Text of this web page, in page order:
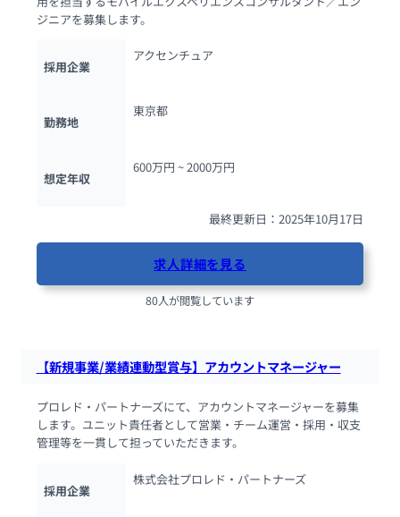
ジニアを募集します。
採用企業
アクセンチュア
勤務地
東京都
想定年収
600万円 ~ 2000万円
最終更新日：2025年10月17日
求人詳細を見る
80人が閲覧しています
【新規事業/業績連動型賞与】アカウントマネージャー
プロレド・パートナーズにて、アカウントマネージャーを募集
します。ユニット責任者として営業・チーム運営・採用・収支
管理等を一貫して担っていただきます。
採用企業
株式会社プロレド・パートナーズ